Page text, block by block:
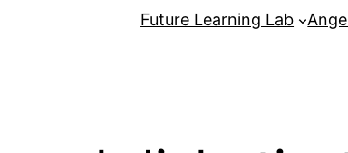
Future Learning Lab